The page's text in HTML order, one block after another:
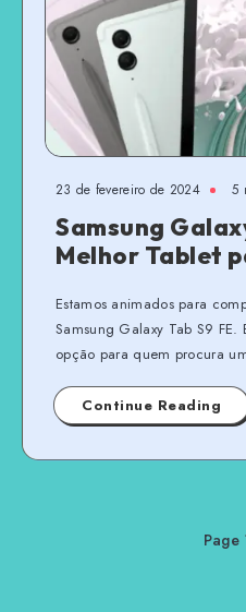
23 de fevereiro de 2024 5
Samsung
Melhor Tablet
Estamos animados para
Samsung Galaxy Tab S9
opção para quem procura
Continue Reading
Page